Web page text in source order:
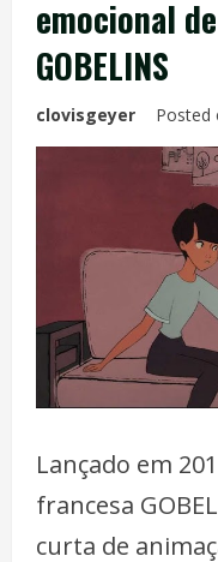
emocional
GOBELINS
clovisgeyer Posted
Lançado em
francesa
curta de